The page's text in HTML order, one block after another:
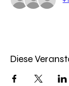
Diese